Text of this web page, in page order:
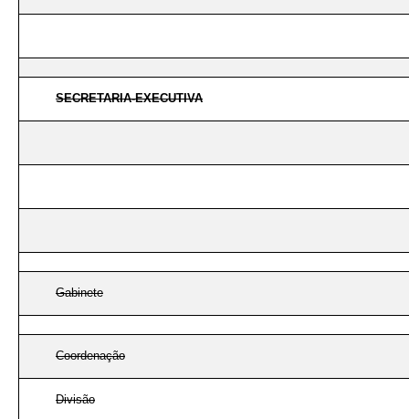
SECRETARIA-EXECUTIVA
Gabinete
Coordenação
Divisão